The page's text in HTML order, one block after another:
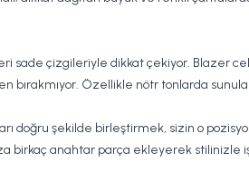
sade çizgileriyle dikkat çekiyor. Blazer
bırakmıyor. Özellikle nötr tonlarda
doğru şekilde birleştirmek, sizin o
birkaç anahtar parça ekleyerek stilinizle iş